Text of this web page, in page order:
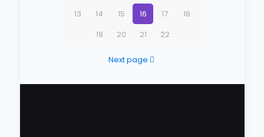
13
14 15 16 17
18
19
20 21 22
Next page